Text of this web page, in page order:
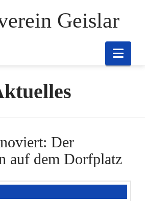
Der
auf dem Dorfplatz